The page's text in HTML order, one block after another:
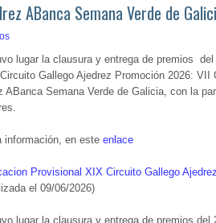
ABanca Semana Verde de
lugar la clausura y entrega de premios
Gallego Ajedrez Promoción 2026: VII
ABanca Semana Verde de Galicia, con la
información, en este enlace
Provisional XIX Circuito Gallego
el 09/06/2026)
lugar la clausura y entrega de premios del